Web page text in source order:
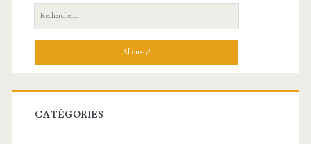
R
e
h
r
c
CATÉGORIES